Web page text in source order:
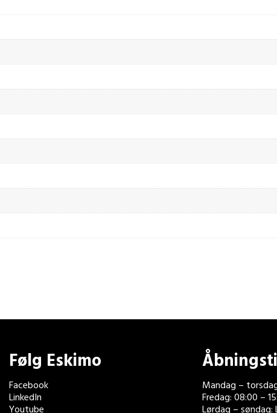
Følg Eskimo
Facebook
LinkedIn
Youtube
Mandag –
Fredag: 08:00 –
Lørdag – søndag: